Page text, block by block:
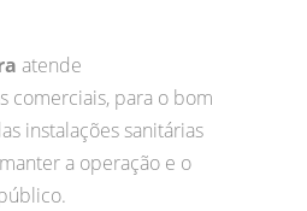
atende
comerciais, para o bom
instalações sanitárias
a operação e o